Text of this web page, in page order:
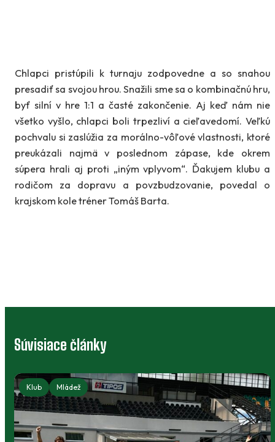
Chlapci pristúpili k turnaju zodpovedne a so snahou
presadiť sa svojou hrou. Snažili sme sa o kombinačnú hru,
byť silní v hre 1:1 a časté zakončenie. Aj keď nám nie
všetko vyšlo, chlapci boli trpezliví a cieľavedomí. Veľkú
pochvalu si zaslúžia za morálno-vôľové vlastnosti, ktoré
preukázali najmä v poslednom zápase, kde okrem
súpera hrali aj proti „iným vplyvom“. Ďakujem klubu a
rodičom za dopravu a povzbudzovanie, povedal o
krajskom kole tréner Tomáš Barta.
Súvisiace články
- Starší žiaci
Klub Mládež